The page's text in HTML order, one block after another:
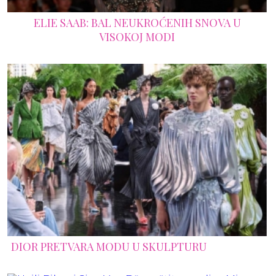
ELIE SAAB: BAL NEUKROĆENIH SNOVA U
VISOKOJ MODI
DIOR PRETVARA MODU U SKULPTURU